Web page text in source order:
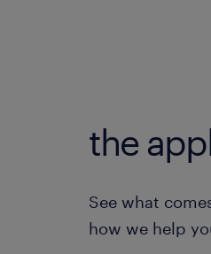
the
See what
how we help